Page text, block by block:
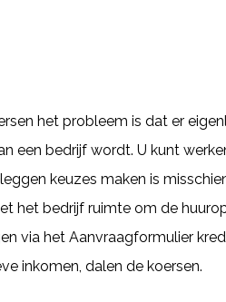
het probleem is dat er
een bedrijf wordt. U kunt
keuzes maken is
het bedrijf ruimte om de
via het Aanvraagformulier
inkomen, dalen de koersen.